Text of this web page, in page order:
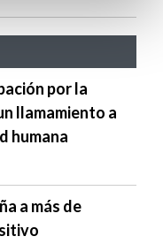
por la
llamamiento a
humana
a más de